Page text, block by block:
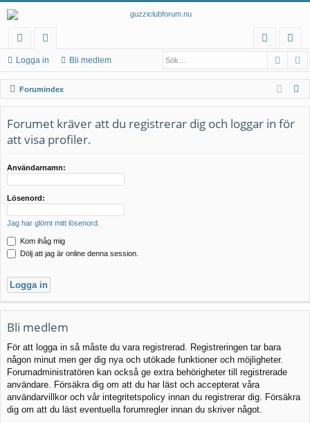
na
b
bl
än
ka
r
at
eg
or
ier
ga
in
m
ed
le
Logga in Bli medlem Sök
Forumindex
Forumet kräver att du registrerar dig och loggar in för
att visa profiler.
Användarnamn:
Lösenord:
Jag har glömt mitt lösenord.
Kom ihåg mig
Dölj att jag är online denna session.
Bli medlem
För att logga in så måste du vara registrerad. Registreringen tar bara
någon minut men ger dig nya och utökade funktioner och möjligheter.
Forumadministratören kan också ge extra behörigheter till registrerade
användare. Försäkra dig om att du har läst och accepterat våra
användarvillkor och vår integritetspolicy innan du registrerar dig. Försäkra
dig om att du läst eventuella forumregler innan du skriver något.